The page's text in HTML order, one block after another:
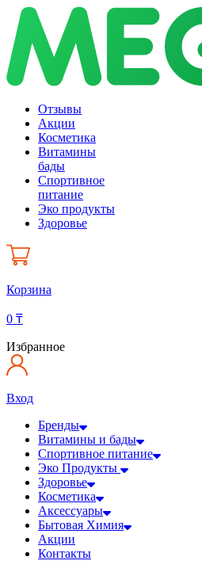
Отзывы
Акции
Косметика
Витамины
бады
Спортивное
питание
Эко продукты
Здоровье
Корзина
0 ₸
Избранное
Вход
Бренды
Витамины и бады
Спортивное питание
Эко Продукты
Здоровье
Косметика
Аксессуары
Бытовая Химия
Акции
Контакты